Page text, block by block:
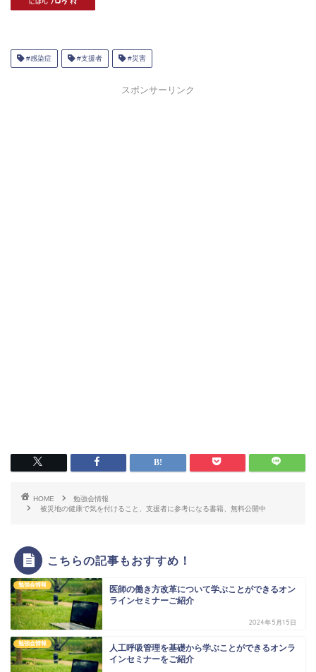
#感染症 #支援者 #災害
スポンサーリンク
HOME
勉強会情報
被災地の健康で気を付けること、支援者に参考になる書籍、無料公開中
こちらの記事もおすすめ！
勉強会情報
医師の働き方改革について学ぶことができるオン
ラインセミナーご紹介
2024年5月15日
勉強会情報
人工呼吸管理を基礎から学ぶことができるオンラ
インセミナーをご紹介